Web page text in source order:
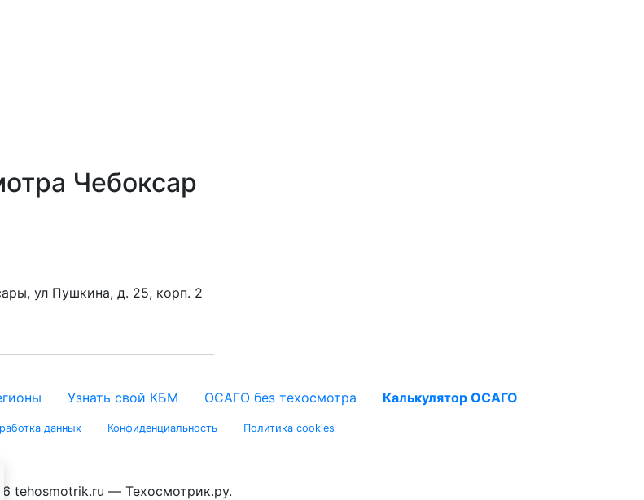
Чебоксар
ул Пушкина, д. 25, корп. 2
Узнать свой КБМ ОСАГО без техосмотра Калькулятор ОСАГО
данных Конфиденциальность Политика cookies
tehosmotrik.ru — Техосмотрик.ру.